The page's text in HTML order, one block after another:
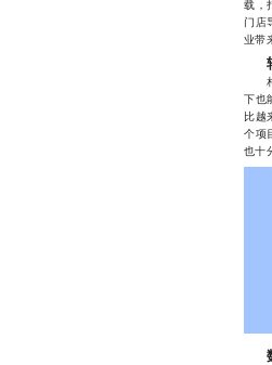
载，
门店
业带
相
下也
比越
个项
也十